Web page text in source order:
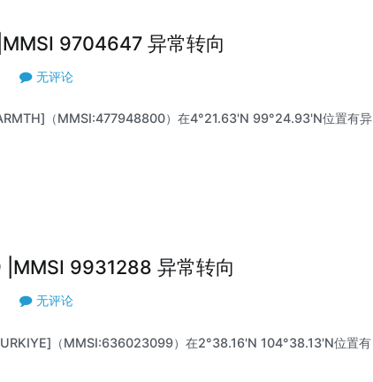
9704647 异常转向
无评论
（MMSI:477948800）在4°21.63'N 99°24.93'N位置有异
9931288 异常转向
无评论
（MMSI:636023099）在2°38.16'N 104°38.13'N位置有